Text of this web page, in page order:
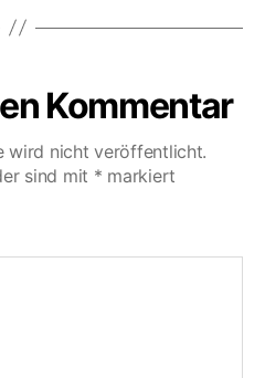
Kommentar
wird nicht veröffentlicht.
sind mit * markiert